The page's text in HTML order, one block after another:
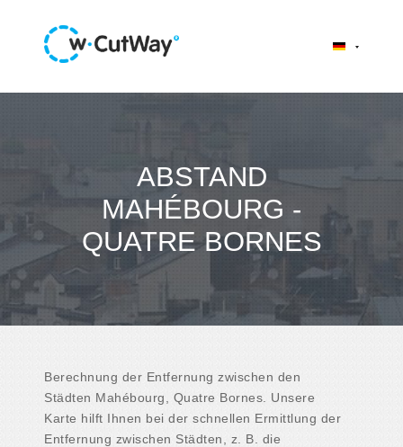
ABSTAND
MAHÉBOURG -
QUATRE BORNES
Berechnung der Entfernung zwischen den
Städten Mahébourg, Quatre Bornes. Unsere
Karte hilft Ihnen bei der schnellen Ermittlung der
Entfernung zwischen Städten, z. B. die